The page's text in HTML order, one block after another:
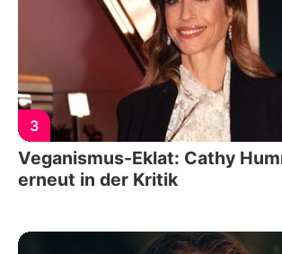
3
Veganismus-Eklat: Cathy
erneut in der Kritik